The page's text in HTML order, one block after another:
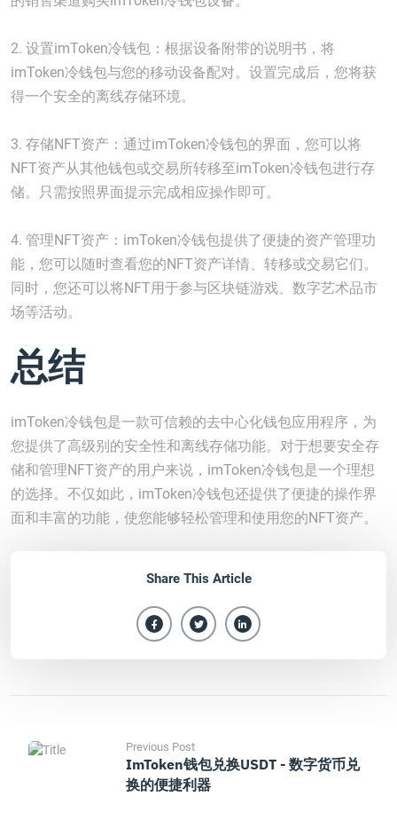
2. 设置imToken冷钱包：根据设备附带的说明书，将
imToken冷钱包与您的移动设备配对。设置完成后，您将获
得一个安全的离线存储环境。
3. 存储NFT资产：通过imToken冷钱包的界面，您可以将
NFT资产从其他钱包或交易所转移至imToken冷钱包进行存
储。只需按照界面提示完成相应操作即可。
4. 管理NFT资产：imToken冷钱包提供了便捷的资产管理功
能，您可以随时查看您的NFT资产详情、转移或交易它们。
同时，您还可以将NFT用于参与区块链游戏、数字艺术品市
场等活动。
总结
imToken冷钱包是一款可信赖的去中心化钱包应用程序，为
您提供了高级别的安全性和离线存储功能。对于想要安全存
储和管理NFT资产的用户来说，imToken冷钱包是一个理想
的选择。不仅如此，imToken冷钱包还提供了便捷的操作界
面和丰富的功能，使您能够轻松管理和使用您的NFT资产。
Share This Article
Previous Post
ImToken钱包兑换USDT - 数字货币兑
换的便捷利器